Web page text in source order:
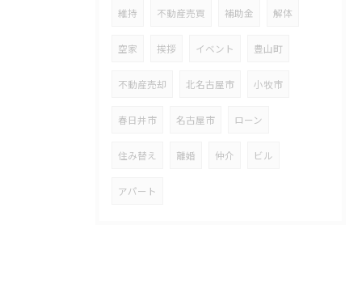
維持 不動産売買 補助金 解体
空家 挨拶 イベント 豊山町
不動産売却 北名古屋市 小牧市
春日井市 名古屋市 ローン
住み替え 離婚 仲介 ビル
アパート